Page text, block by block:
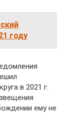
году
в 2021 г.
ему не